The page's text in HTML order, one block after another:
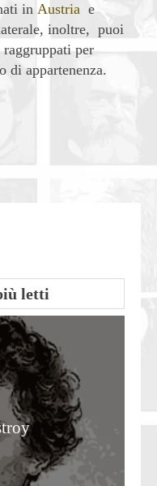
in Austria e
inoltre, puoi
per
di appartenenza.
letti